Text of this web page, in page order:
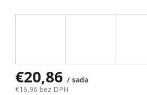
€20,86 / sada
€16,96 bez DPH